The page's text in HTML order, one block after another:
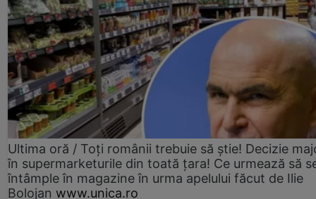
Ultima oră / Toți românii trebuie să știe! Decizie
în supermarketurile din toată țara! Ce urmează să
întâmple în magazine în urma apelului făcut de Ilie
Bolojan www.unica.ro